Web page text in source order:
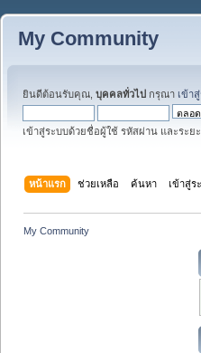
My Community
ยินดีต้อนรับคุณ, บุคคลทั่วไป กรุณา เข้า
เข้าสู่ระบบด้วยชื่อผู้ใช้ รหัสผ่าน และระย
หน้าแรก ช่วยเหลือ ค้นหา เข้าสู่ร
My Community